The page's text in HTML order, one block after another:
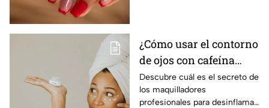
¿Cómo usar el contorno
de ojos con cafeína
para desinflamar
párpados encapotados?
Descubre cuál es el secreto de
los maquilladores
profesionales para desinflamar